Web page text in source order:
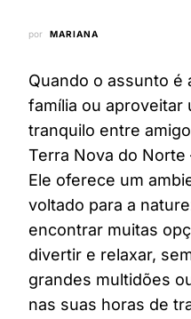
por MARIANA
Quando o assunto é
família ou aproveitar
tranquilo entre
Terra Nova do Norte
Ele oferece um
voltado para a
encontrar muitas
divertir e relaxar,
grandes multidões
nas suas horas de